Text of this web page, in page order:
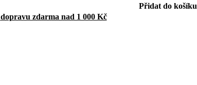
Přidat do košíku
dopravu zdarma nad 1 000 Kč